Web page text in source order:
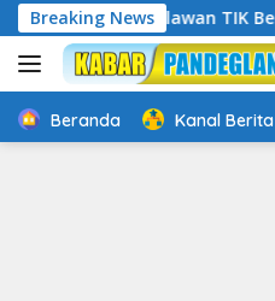
Langsung
ke
konten
Breaking News
Relawan TIK Bergerak
Beranda Kanal Berita